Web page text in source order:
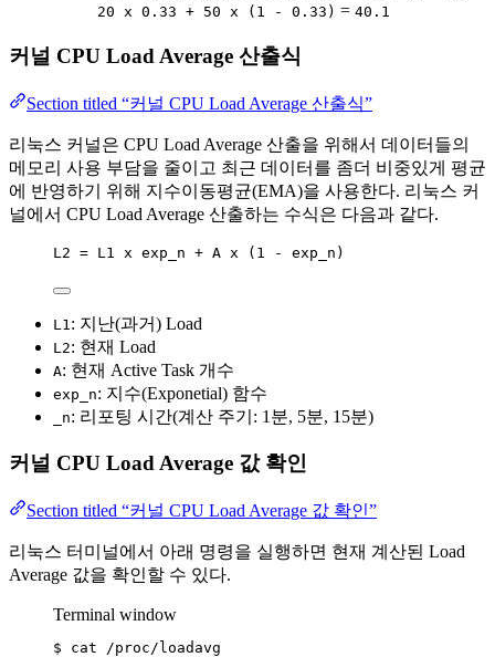
20 x 0.33 + 50 x (1 - 0.33) = 40.1
커널 CPU Load Average 산출식
Section titled “커널 CPU Load Average 산출식”
리눅스 커널은 CPU Load Average 산출을 위해서 데이터들의
메모리 사용 부담을 줄이고 최근 데이터를 좀더 비중있게 평균
에 반영하기 위해 지수이동평균(EMA)을 사용한다. 리눅스 커
널에서 CPU Load Average 산출하는 수식은 다음과 같다.
L2 = L1 x exp_n + A x (1 - exp_n)
L1 : 지난(과거) Load
L2: 현재 Load
A: 현재 Active Task 개수
exp_n: 지수(Exponetial) 함수
_n: 리포팅 시간(계산 주기: 1분, 5분, 15분)
커널 CPU Load Average 값 확인
Section titled “커널 CPU Load Average 값 확인”
리눅스 터미널에서 아래 명령을 실행하면 현재 계산된 Load
Average 값을 확인할 수 있다.
Terminal window
$ cat
/proc/loadavg